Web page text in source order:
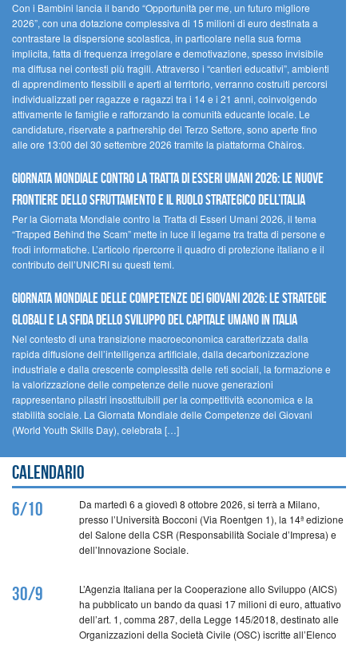
Con i Bambini lancia il bando “Opportunità per me, un futuro migliore
2026”, con una dotazione complessiva di 15 milioni di euro destinata a
contrastare la dispersione scolastica, in particolare nella sua forma
implicita, fatta di frequenza irregolare e demotivazione, spesso invisibile
ma diffusa nei contesti più fragili. Attraverso i “cantieri educativi”, ambienti
di apprendimento flessibili e aperti al territorio, verranno costruiti percorsi
individualizzati per ragazze e ragazzi tra i 14 e i 21 anni, coinvolgendo
attivamente le famiglie e rafforzando la comunità educante locale. Le
candidature, riservate a partnership del Terzo Settore, sono aperte fino
alle ore 13:00 del 30 settembre 2026 tramite la piattaforma Chàiros.
GIORNATA MONDIALE CONTRO LA TRATTA DI ESSERI UMANI 2026: LE NUOVE
FRONTIERE DELLO SFRUTTAMENTO E IL RUOLO STRATEGICO DELL’ITALIA
Per la Giornata Mondiale contro la Tratta di Esseri Umani 2026, il tema
“Trapped Behind the Scam” mette in luce il legame tra tratta di persone e
frodi informatiche. L’articolo ripercorre il quadro di protezione italiano e il
contributo dell’UNICRI su questi temi.
GIORNATA MONDIALE DELLE COMPETENZE DEI GIOVANI 2026: LE STRATEGIE
GLOBALI E LA SFIDA DELLO SVILUPPO DEL CAPITALE UMANO IN ITALIA
Nel contesto di una transizione macroeconomica caratterizzata dalla
rapida diffusione dell’intelligenza artificiale, dalla decarbonizzazione
industriale e dalla crescente complessità delle reti sociali, la formazione e
la valorizzazione delle competenze delle nuove generazioni
rappresentano pilastri insostituibili per la competitività economica e la
stabilità sociale. La Giornata Mondiale delle Competenze dei Giovani
(World Youth Skills Day), celebrata […]
Calendario
6/10
Da martedì 6 a giovedì 8 ottobre 2026, si terrà a Milano,
presso l’Università Bocconi (Via Roentgen 1), la 14ª edizione
del Salone della CSR (Responsabilità Sociale d’Impresa) e
dell’Innovazione Sociale.
30/9
L’Agenzia Italiana per la Cooperazione allo Sviluppo (AICS)
ha pubblicato un bando da quasi 17 milioni di euro, attuativo
dell’art. 1, comma 287, della Legge 145/2018, destinato alle
Organizzazioni della Società Civile (OSC) iscritte all’Elenco